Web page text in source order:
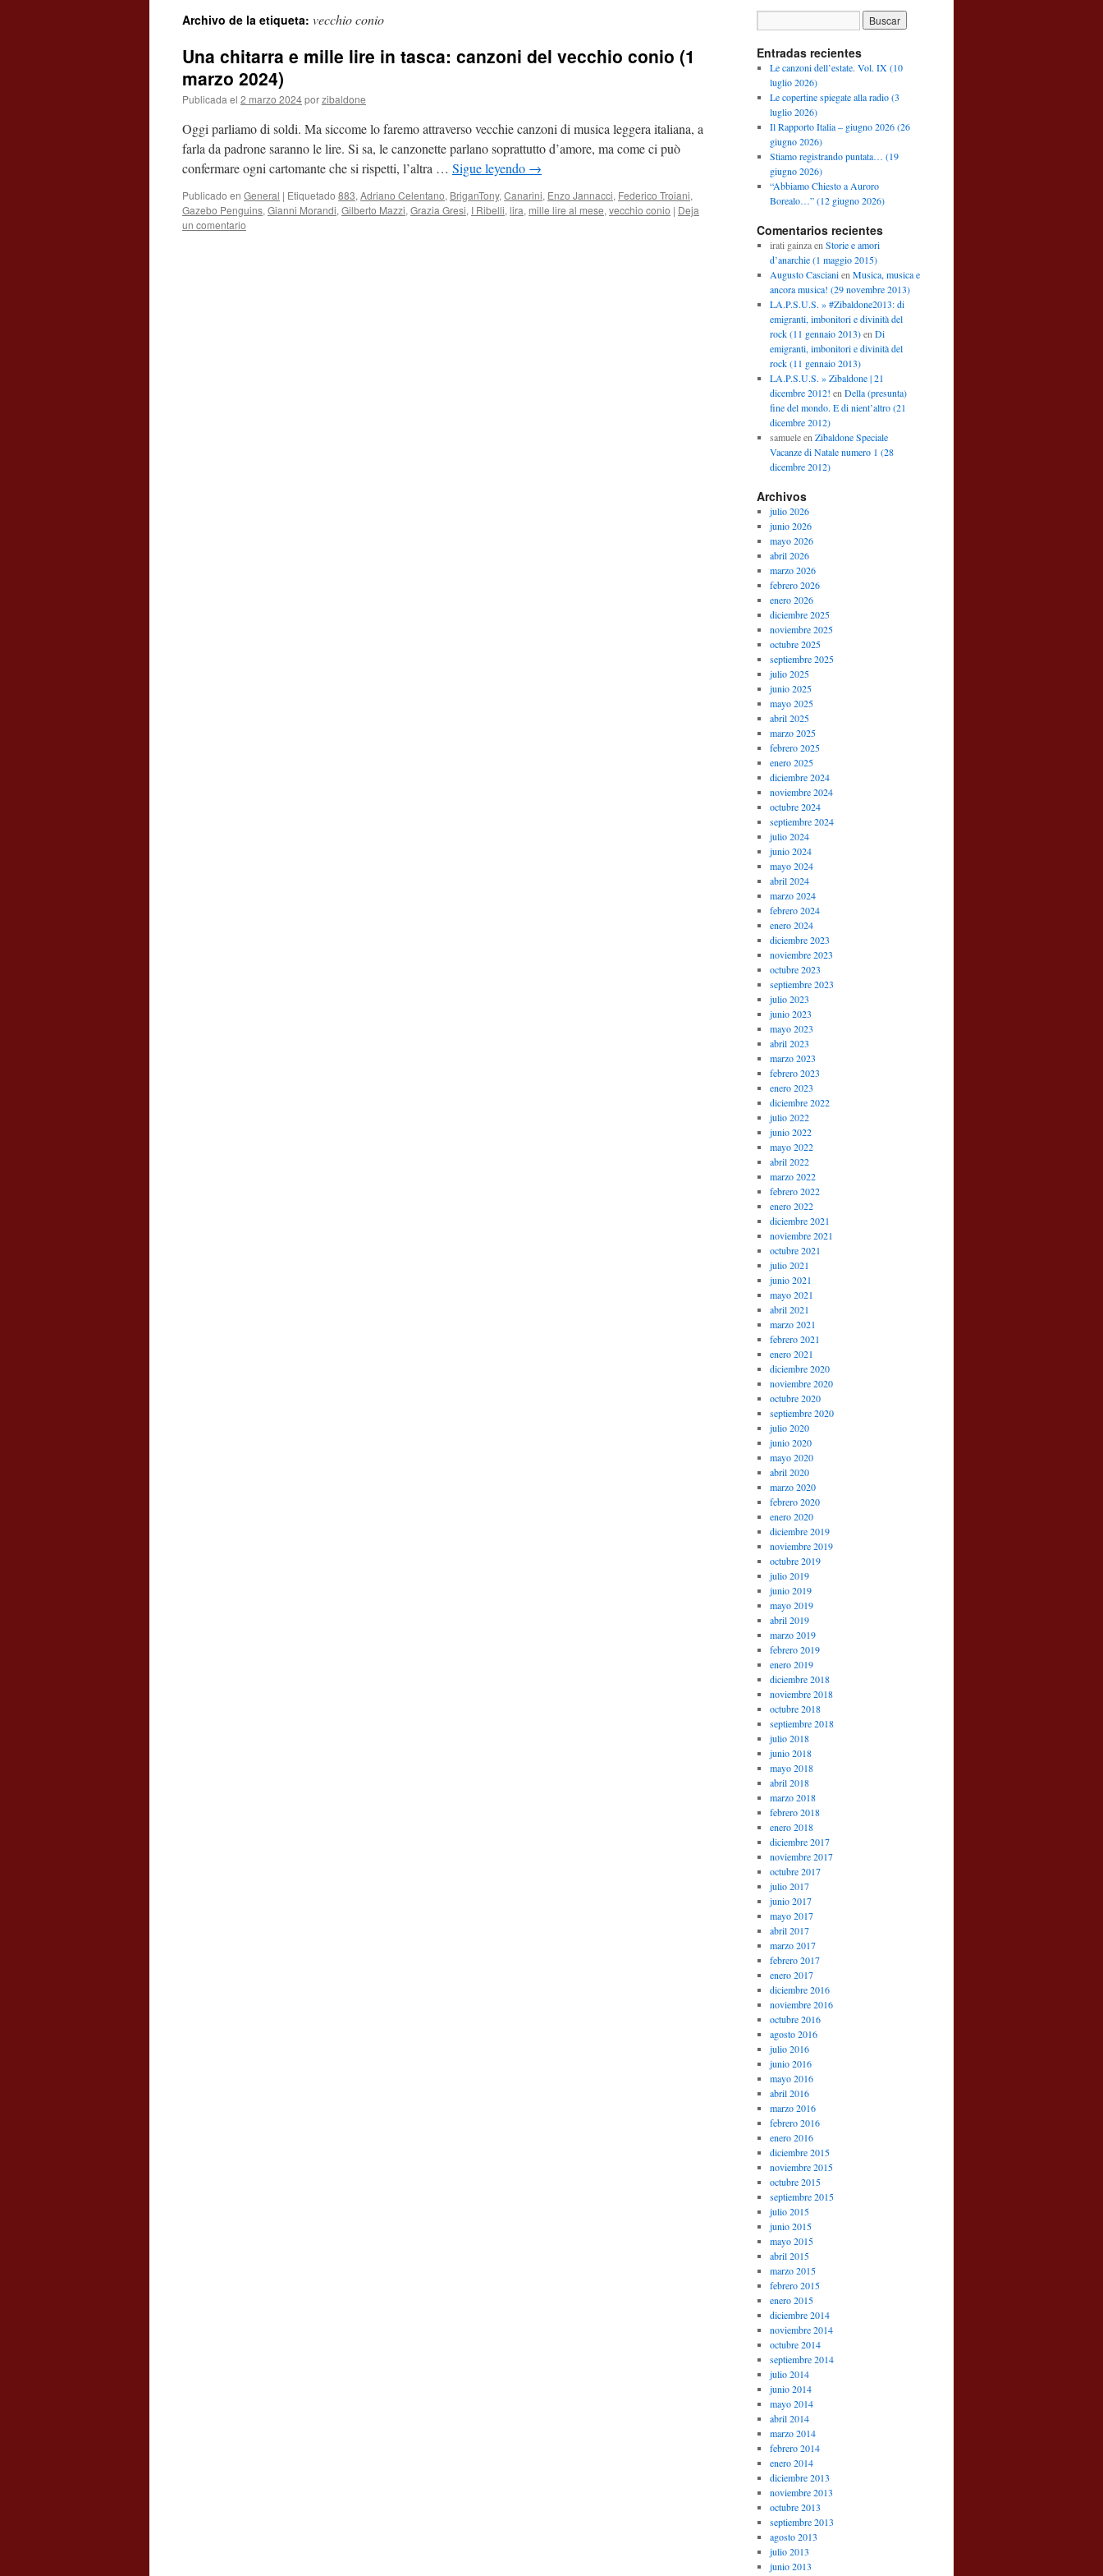
contenido
Archivo de la etiqueta: vecchio conio
Una chitarra e mille lire in tasca: canzoni del vecchio conio (1
marzo 2024)
Publicada el 2 marzo 2024porzibaldone
Oggi parliamo di soldi. Ma siccome lo faremo attraverso vecchie canzoni di musica leggera italiana, a
farla da padrone saranno le lire. Si sa, le canzonette parlano soprattutto d’amore, ma come ci può
confermare ogni cartomante che si rispetti, l’altra … Sigue leyendo →
Publicado en General | Etiquetado 883, Adriano Celentano, BriganTony, Canarini, Enzo Jannacci, Federico Troiani,
Gazebo Penguins, Gianni Morandi, Gilberto Mazzi, Grazia Gresi, I Ribelli, lira, mille lire al mese, vecchio conio | Deja
un comentario
Entradas recientes
Le canzoni dell’estate. Vol. IX (10
luglio 2026)
Le copertine spiegate alla radio (3
luglio 2026)
Il Rapporto Italia – giugno 2026 (26
giugno 2026)
Stiamo registrando puntata… (19
giugno 2026)
“Abbiamo Chiesto a Auroro
Borealo…” (12 giugno 2026)
Comentarios recientes
irati gainzaen Storie e amori
d’anarchie (1 maggio 2015)
Augusto Cascianien Musica, musica e
ancora musica! (29 novembre 2013)
LA.P.S.U.S. » #Zibaldone2013: di
emigranti, imbonitori e divinità del
rock (11 gennaio 2013)en Di
emigranti, imbonitori e divinità del
rock (11 gennaio 2013)
LA.P.S.U.S. » Zibaldone | 21
dicembre 2012! en Della (presunta)
fine del mondo. E di nient’altro (21
dicembre 2012)
samueleen Zibaldone Speciale
Vacanze di Natale numero 1 (28
dicembre 2012)
Archivos
julio 2026
junio 2026
mayo 2026
abril 2026
marzo 2026
febrero 2026
enero 2026
diciembre 2025
noviembre 2025
octubre 2025
septiembre 2025
julio 2025
junio 2025
mayo 2025
abril 2025
marzo 2025
febrero 2025
enero 2025
diciembre 2024
noviembre 2024
octubre 2024
septiembre 2024
julio 2024
junio 2024
mayo 2024
abril 2024
marzo 2024
febrero 2024
enero 2024
diciembre 2023
noviembre 2023
octubre 2023
septiembre 2023
julio 2023
junio 2023
mayo 2023
abril 2023
marzo 2023
febrero 2023
enero 2023
diciembre 2022
julio 2022
junio 2022
mayo 2022
abril 2022
marzo 2022
febrero 2022
enero 2022
diciembre 2021
noviembre 2021
octubre 2021
julio 2021
junio 2021
mayo 2021
abril 2021
marzo 2021
febrero 2021
enero 2021
diciembre 2020
noviembre 2020
octubre 2020
septiembre 2020
julio 2020
junio 2020
mayo 2020
abril 2020
marzo 2020
febrero 2020
enero 2020
diciembre 2019
noviembre 2019
octubre 2019
julio 2019
junio 2019
mayo 2019
abril 2019
marzo 2019
febrero 2019
enero 2019
diciembre 2018
noviembre 2018
octubre 2018
septiembre 2018
julio 2018
junio 2018
mayo 2018
abril 2018
marzo 2018
febrero 2018
enero 2018
diciembre 2017
noviembre 2017
octubre 2017
julio 2017
junio 2017
mayo 2017
abril 2017
marzo 2017
febrero 2017
enero 2017
diciembre 2016
noviembre 2016
octubre 2016
agosto 2016
julio 2016
junio 2016
mayo 2016
abril 2016
marzo 2016
febrero 2016
enero 2016
diciembre 2015
noviembre 2015
octubre 2015
septiembre 2015
julio 2015
junio 2015
mayo 2015
abril 2015
marzo 2015
febrero 2015
enero 2015
diciembre 2014
noviembre 2014
octubre 2014
septiembre 2014
julio 2014
junio 2014
mayo 2014
abril 2014
marzo 2014
febrero 2014
enero 2014
diciembre 2013
noviembre 2013
octubre 2013
septiembre 2013
agosto 2013
julio 2013
junio 2013